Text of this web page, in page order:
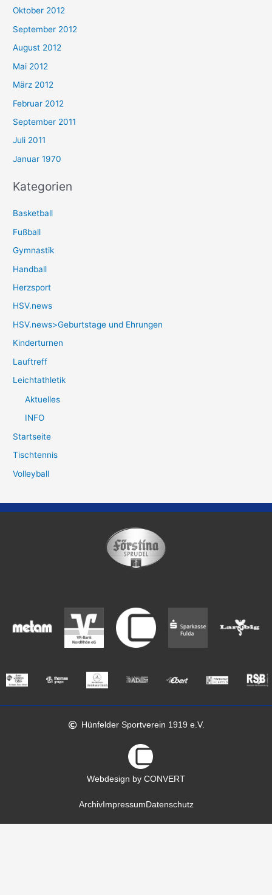
Oktober 2012
September 2012
August 2012
Mai 2012
März 2012
Februar 2012
September 2011
Juli 2011
Januar 1970
Kategorien
Basketball
Fußball
Gymnastik
Handball
Herzsport
HSV.news
HSV.news>Geburtstage und Ehrungen
Kinderturnen
Lauftreff
Leichtathletik
Aktuelles
INFO
Startseite
Tischtennis
Volleyball
Hünfelder Sportverein 1919 e.V.
Webdesign by CONVERT
ArchivImpressum Datenschutz